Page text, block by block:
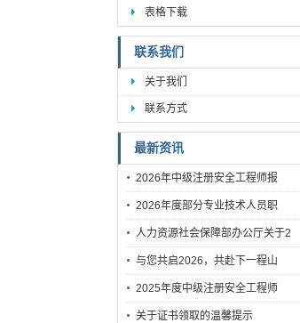
表格下载
联系我们
关于我们
联系方式
最新资讯
2026年中级注册安全工程师报
2026年度部分专业技术人员职
人力资源社会保障部办公厅关于2
与您共启2026，共赴下一程山
2025年度中级注册安全工程师
关于证书领取的温馨提示